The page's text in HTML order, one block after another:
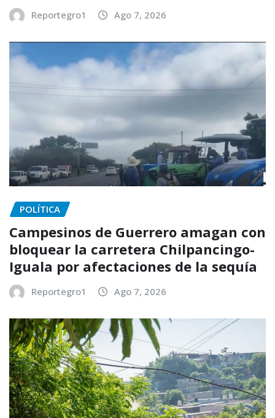
Reportegro1 Ago 7, 2026
POLÍTICA
Campesinos de Guerrero amagan con
bloquear la carretera Chilpancingo-
Iguala por afectaciones de la sequía
Reportegro1 Ago 7, 2026